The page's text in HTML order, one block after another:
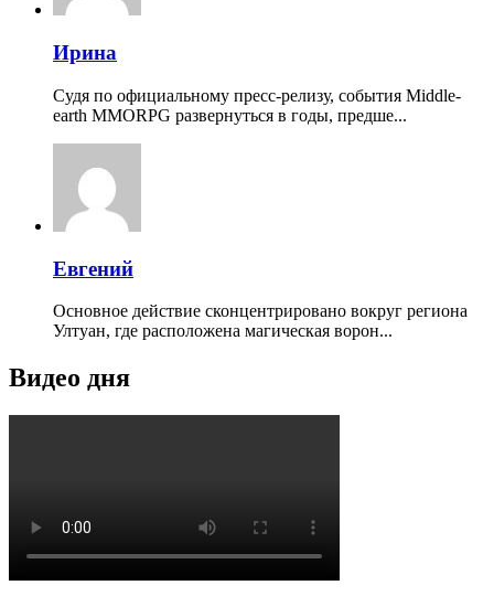
Ирина
Судя по официальному пресс-релизу, события Middle-
earth MMORPG развернуться в годы, предше...
Евгений
Основное действие сконцентрировано вокруг региона
Ултуан, где расположена магическая ворон...
Видео дня